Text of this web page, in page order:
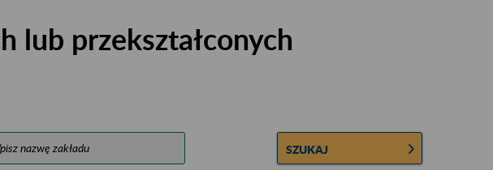
lub przekształconych
SZUKAJ